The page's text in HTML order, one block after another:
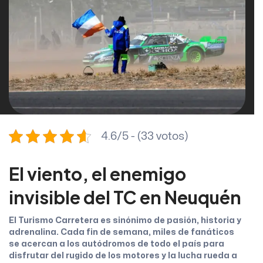
4.6/5 - (33 votos)
El viento, el enemigo
invisible del TC en Neuquén
El Turismo Carretera es sinónimo de pasión, historia y
adrenalina. Cada fin de semana, miles de fanáticos
se acercan a los autódromos de todo el país para
disfrutar del rugido de los motores y la lucha rueda a